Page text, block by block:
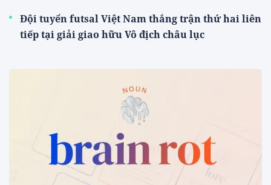
Đội tuyển futsal Việt Nam thắng trận thứ hai liên
tiếp tại giải giao hữu Vô địch châu lục